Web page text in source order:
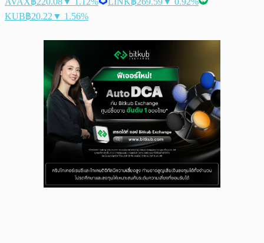
KUB฿20.22 ▼ 1.56%